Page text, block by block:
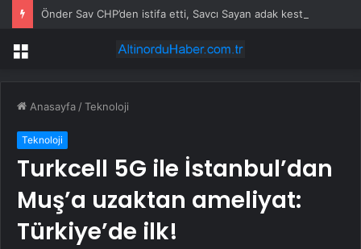
Önder Sav CHP’den istifa etti, Savcı Sayan adak kesti
Menü
Anasayfa /Teknoloji
Teknoloji
Turkcell 5G ile İstanbul’dan
Muş’a uzaktan ameliyat:
Türkiye’de ilk!